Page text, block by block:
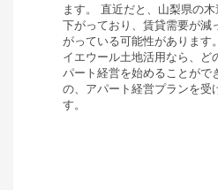
ます。 直近だと、 山梨県の木
下がっており、 賃貸需要が減
がっている可能性があります。
イエウール土地活用なら、ど
パート経営を始めることがで
の、 アパート経営プランを受
す。